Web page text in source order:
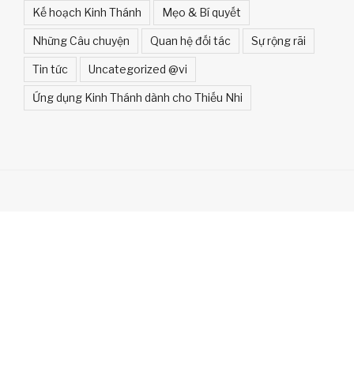
Kế hoạch Kinh Thánh Mẹo & Bí quyết
Những Câu chuyện Quan hệ đối tác Sự rộng rãi
Tin tức Uncategorized @vi
Ứng dụng Kinh Thánh dành cho Thiếu Nhi